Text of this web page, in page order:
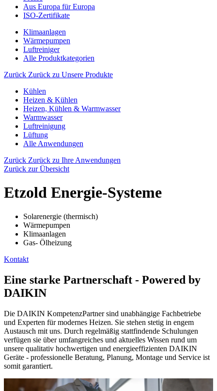
Aus Europa für Europa
ISO-Zertifikate
Klimaanlagen
Wärmepumpen
Luftreiniger
Alle Produktkategorien
Zurück Zurück zu Unsere Produkte
Kühlen
Heizen & Kühlen
Heizen, Kühlen & Warmwasser
Warmwasser
Luftreinigung
Lüftung
Alle Anwendungen
Zurück Zurück zu Ihre Anwendungen
Zurück zur Übersicht
Etzold Energie-Systeme
Solarenergie (thermisch)
Wärmepumpen
Klimaanlagen
Gas- Ölheizung
Kontakt
Eine starke Partnerschaft - Powered by
DAIKIN
Die DAIKIN KompetenzPartner sind unabhängige Fachbetriebe
und Experten für modernes Heizen. Sie stehen stetig in engem
Austausch mit uns. Durch regelmäßig stattfindende Schulungen
verfügen sie über umfangreiches und aktuelles Wissen rund um
unsere qualitativ hochwertigen und energieeffizienten DAIKIN
Geräte - professionelle Beratung, Planung, Montage und Service ist
somit garantiert.